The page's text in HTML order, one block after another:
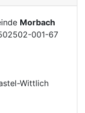
Morbach
001-67
Wittlich